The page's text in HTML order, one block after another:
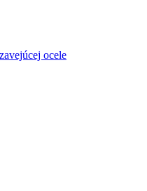
ocele